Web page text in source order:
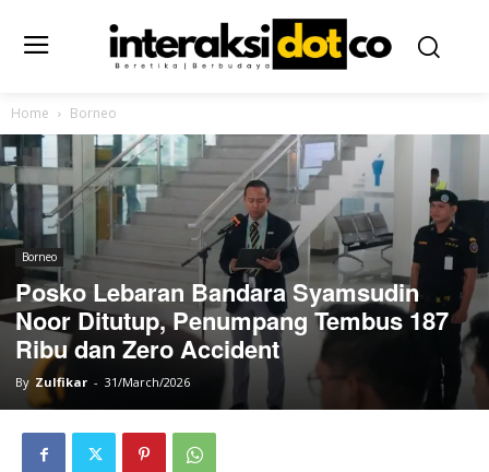
Home Borneo
Borneo
Posko Lebaran Bandara Syamsudin
Noor Ditutup, Penumpang Tembus 187
Ribu dan Zero Accident
By Zulfikar - 31/March/2026